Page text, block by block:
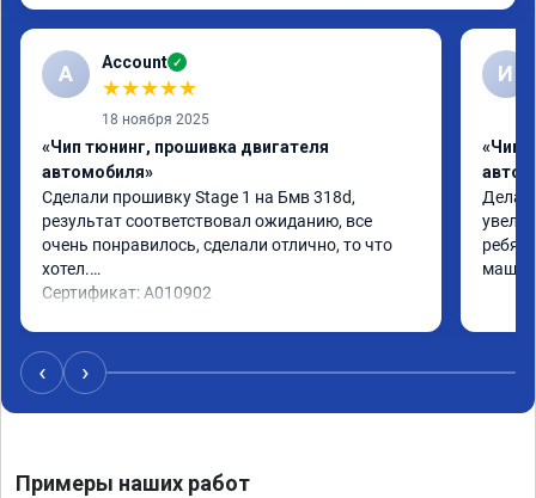
A Account ✓
★★★★★
18 ноября 2025
«Чип тюнинг, прошивка двигателя
автомобиля»
Сделали прошивку Stage 1 на Бмв 318d,
результат соответствовал ожиданию, все
очень понравилось, сделали отлично, то что
хотел.
Сертификат: A010902
И
«Чип
‹ ›
Примеры наших работ